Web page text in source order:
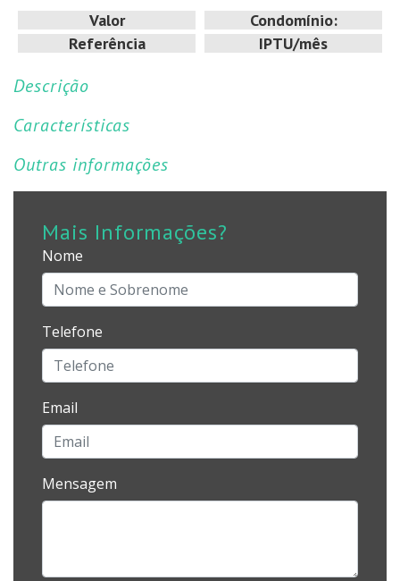
Valor
Referência
Condomínio:
IPTU/mês
Descrição
Características
Outras informações
Mais Informações?
Nome
Telefone
Email
Mensagem